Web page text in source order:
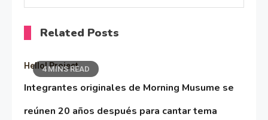
Related Posts
4 MINS READ
Hello! Project
Integrantes originales de Morning Musume se
reúnen 20 años después para cantar tema